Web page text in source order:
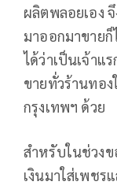
ผลิตพลอยเอง
มาออกมาขายก็
ได้ว่าเป็นเจ้าแ
ขายทั่วร้านทอ
กรุงเทพฯ ด้วย
สำหรับในช่วงข
เงินมาใส่เพช